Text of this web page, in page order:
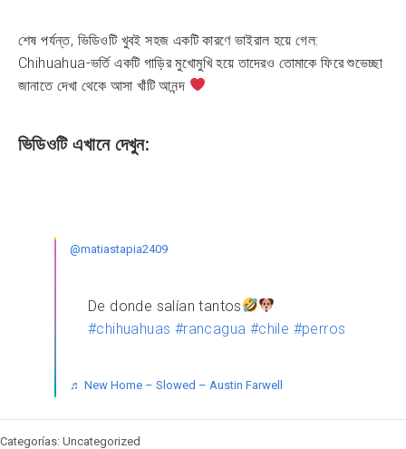
শেষ পর্যন্ত, ভিডিওটি খুবই সহজ একটি কারণে ভাইরাল হয়ে গেল:
Chihuahua-ভর্তি একটি গাড়ির মুখোমুখি হয়ে তাদেরও তোমাকে ফিরে শুভেচ্ছা
জানাতে দেখা থেকে আসা খাঁটি আনন্দ
ভিডিওটি এখানে দেখুন:
@matiastapia2409
De donde salían tantos
#chihuahuas #rancagua #chile #perros
♬ New Home – Slowed – Austin Farwell
Categorías: Uncategorized